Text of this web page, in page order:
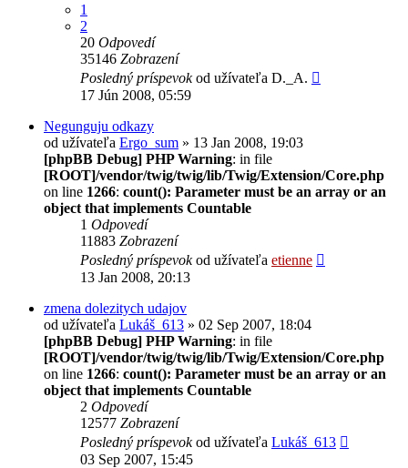
1
2
20 Odpovedí
35146 Zobrazení
Posledný príspevokod užívateľa D._A.
17 Jún 2008, 05:59
Negunguju odkazy
od užívateľa Ergo_sum » 13 Jan 2008, 19:03
[phpBB Debug] PHP Warning: in file
[ROOT]/vendor/twig/twig/lib/Twig/Extension/Core.php
on line 1266: count(): Parameter must be an array or an
object that implements Countable
1 Odpovedí
11883 Zobrazení
Posledný príspevokod užívateľa etienne
13 Jan 2008, 20:13
zmena dolezitych udajov
od užívateľa Lukáš_613 » 02 Sep 2007, 18:04
[phpBB Debug] PHP Warning: in file
[ROOT]/vendor/twig/twig/lib/Twig/Extension/Core.php
on line 1266: count(): Parameter must be an array or an
object that implements Countable
2 Odpovedí
12577 Zobrazení
Posledný príspevokod užívateľa Lukáš_613
03 Sep 2007, 15:45